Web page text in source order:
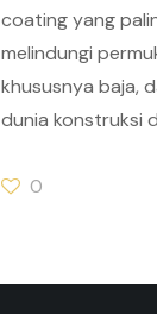
coating yang
melindungi
khususnya baja,
dunia konstruksi
0